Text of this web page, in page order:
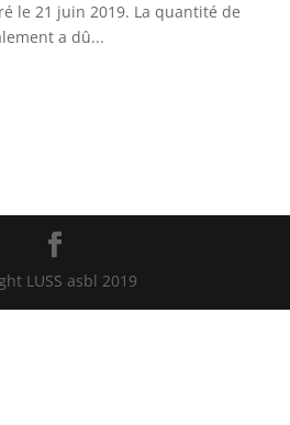
le 21 juin 2019. La quantité de
a dû...
LUSS asbl 2019